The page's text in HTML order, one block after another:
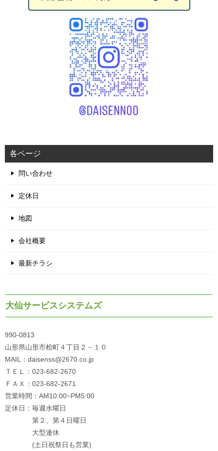
各ページ
問い合わせ
定休日
地図
会社概要
最新チラシ
大仙サービスシステムズ
990-0813
山形県山形市桧町４丁目２－１０
MAIL：daisenss@2670.co.jp
ＴＥＬ：023-682-2670
ＦＡＸ：023-682-2671
営業時間：AM10:00~PM5:00
定休日：毎週水曜日
第２、第４日曜日
大型連休
(土日祝祭日も営業)